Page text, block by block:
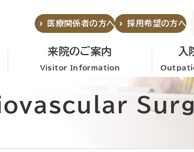
来院のご案内
Visitor Information
入
医療関係者の方へ 採用希望の方へ